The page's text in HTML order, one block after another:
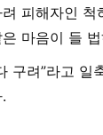
피해자인 척
마음이 들
구려”라고 일